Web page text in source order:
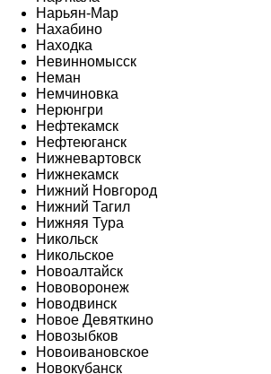
Нарьян-Мар
Нахабино
Находка
Невинномысск
Неман
Немчиновка
Нерюнгри
Нефтекамск
Нефтеюганск
Нижневартовск
Нижнекамск
Нижний Новгород
Нижний Тагил
Нижняя Тура
Никольск
Никольское
Новоалтайск
Нововоронеж
Новодвинск
Новое Девяткино
Новозыбков
Новоивановское
Новокубанск